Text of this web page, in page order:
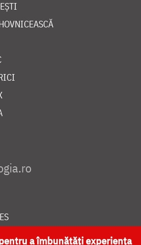
CATEDRALA NAȚIONALĂ
a îmbunătăți experiența